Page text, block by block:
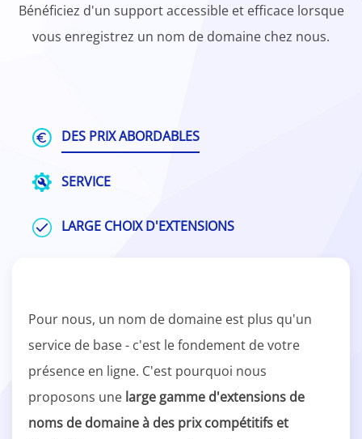
Bénéficiez d'un support accessible et efficace lorsque
vous enregistrez un nom de domaine chez nous.
DES PRIX ABORDABLES
SERVICE
LARGE CHOIX D'EXTENSIONS
Pour nous, un nom de domaine est plus qu'un
service de base - c'est le fondement de votre
présence en ligne. C'est pourquoi nous
proposons une large gamme d'extensions de
noms de domaine à des prix compétitifs et